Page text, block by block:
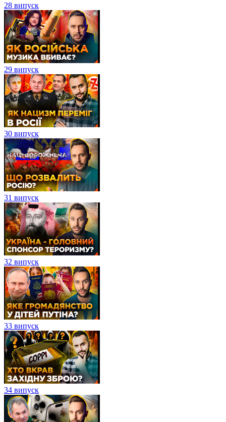
28 випуск
29 випуск
30 випуск
31 випуск
32 випуск
33 випуск
34 випуск